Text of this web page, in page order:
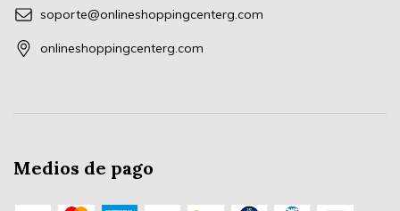
soporte@onlineshoppingcenterg.com
onlineshoppingcenterg.com
Medios de pago